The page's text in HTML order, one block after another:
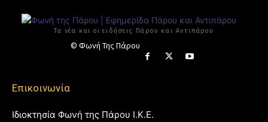
Τα νέα και οι ειδήσεις Πάρου και Αντιπάρου
© Φωνή Της Πάρου
Επικοινωνία
Ιδιοκτησία Φωνή της Πάρου Ι.Κ.Ε.